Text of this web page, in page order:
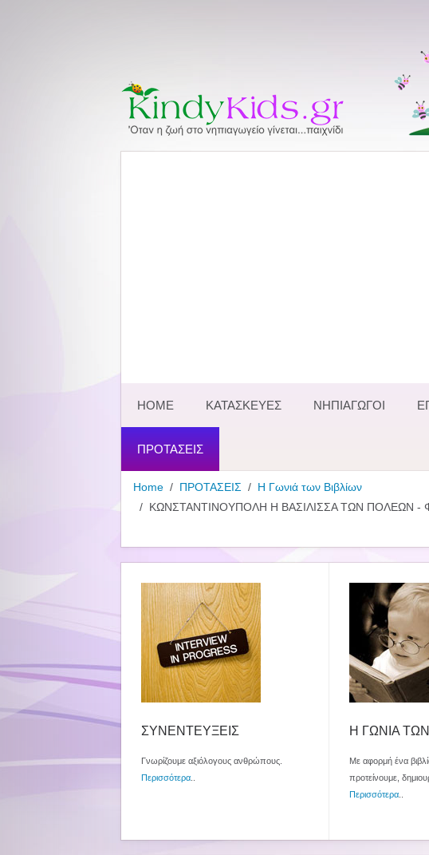
HOME ΚΑΤΑΣΚΕΥΕΣ ΝΗΠΙΑΓΩΓΟΙ
ΠΡΟΤΑΣΕΙΣ
Home ΠΡΟΤΑΣΕΙΣ
Η Γωνιά των Βιβλίων
ΚΩΝΣΤΑΝΤΙΝΟΥΠΟΛΗ Η ΒΑΣΙΛΙΣΣΑ ΤΩΝ ΠΟΛΕΩΝ
ΣΥΝΕΝΤΕΥΞΕΙΣ
Γνωρίζουμε αξιόλογους ανθρώπους.
Περισσότερα
Η ΓΩΝΙΑ
Με αφορμή ένα
προτείνουμε,
Περισσότερα